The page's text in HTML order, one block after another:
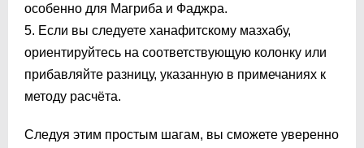
особенно для Магриба и Фаджра.
5. Если вы следуете ханафитскому мазхабу,
ориентируйтесь на соответствующую колонку или
прибавляйте разницу, указанную в примечаниях к
методу расчёта.
Следуя этим простым шагам, вы сможете уверенно